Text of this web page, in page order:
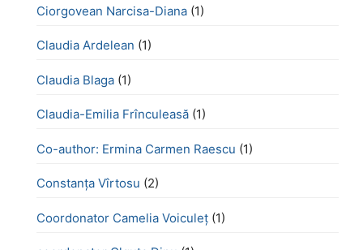
Ciorgovean Narcisa-Diana (1)
Claudia Ardelean (1)
Claudia Blaga (1)
Claudia-Emilia Frînculeasă (1)
Co-author: Ermina Carmen Raescu (1)
Constanța Vîrtosu (2)
Coordonator Camelia Voiculeț (1)